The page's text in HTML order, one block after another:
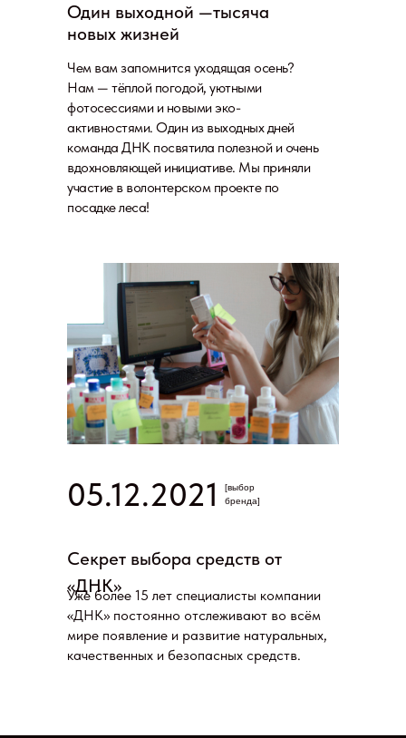
Один выходной —тысяча
новых жизней
Чем вам запомнится уходящая осень?
Нам — тёплой погодой, уютными
фотосессиями и новыми эко-
активностями. Один из выходных дней
команда ДНК посвятила полезной и очень
вдохновляющей инициативе. Мы приняли
участие в волонтерском проекте по
посадке леса!
05.12.2021
[выбор
бренда]
Секрет выбора средств от
«ДНК»
Уже более 15 лет специалисты компании
«ДНК» постоянно отслеживают во всём
мире появление и развитие натуральных,
качественных и безопасных средств.